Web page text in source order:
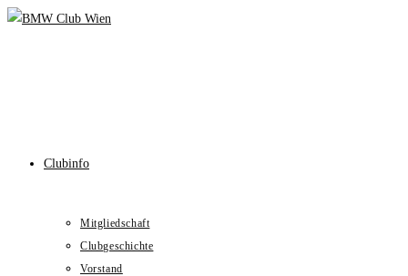
Skip
Clubinfo
Mitgliedschaft
Clubgeschichte
Vorstand